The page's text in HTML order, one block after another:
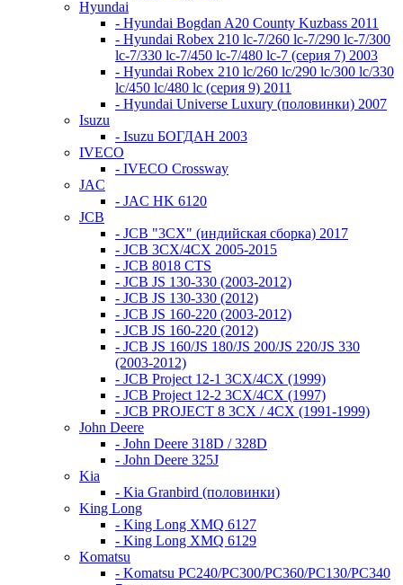
Hyundai
- Hyundai Bogdan A20 County Kuzbass 2011
- Hyundai Robex 210 lc-7/260 lc-7/290 lc-7/300
lc-7/330 lc-7/450 lc-7/480 lc-7 (серия 7) 2003
- Hyundai Robex 210 lc/260 lc/290 lc/300 lc/330
lc/450 lc/480 lc (серия 9) 2011
- Hyundai Universe Luxury (половинки) 2007
Isuzu
- Isuzu БОГДАН 2003
IVECO
- IVECO Crossway
JAC
- JAC HK 6120
JCB
- JCB "3СХ" (индийская сборка) 2017
- JCB 3СХ/4СХ 2005-2015
- JCB 8018 CTS
- JCB JS 130-330 (2003-2012)
- JCB JS 130-330 (2012)
- JCB JS 160-220 (2003-2012)
- JCB JS 160-220 (2012)
- JCB JS 160/JS 180/JS 200/JS 220/JS 330
(2003-2012)
- JCB Project 12-1 3CX/4CX (1999)
- JCB Project 12-2 3CX/4CX (1997)
- JCB PROJECT 8 3CX / 4CX (1991-1999)
John Deere
- John Deere 318D / 328D
- John Deere 325J
Kia
- Kia Granbird (половинки)
King Long
- King Long XMQ 6127
- King Long XMQ 6129
Komatsu
- Komatsu PC240/PC300/PC360/PC130/PC340